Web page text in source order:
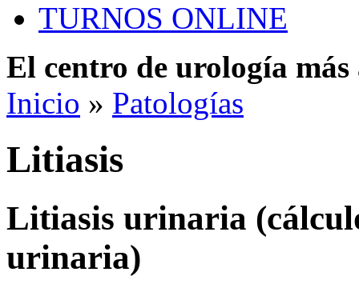
TURNOS ONLINE
El centro de urología
Inicio » Patologías
Litiasis
Litiasis urinaria
urinaria)